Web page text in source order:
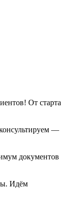
От старта
—
документов
Идём